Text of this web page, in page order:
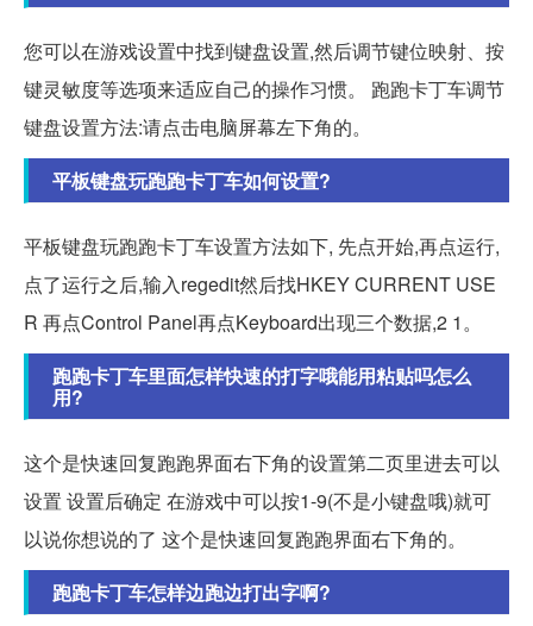
您可以在游戏设置中找到键盘设置,然后调节键位映射、按
键灵敏度等选项来适应自己的操作习惯。 跑跑卡丁车调节
键盘设置方法:请点击电脑屏幕左下角的。
平板键盘玩跑跑卡丁车如何设置?
平板键盘玩跑跑卡丁车设置方法如下, 先点开始,再点运行,
点了运行之后,输入regedit然后找HKEY CURRENT USE
R 再点Control Panel再点Keyboard出现三个数据,2 1。
跑跑卡丁车里面怎样快速的打字哦能用粘贴吗怎么
用?
这个是快速回复跑跑界面右下角的设置第二页里进去可以
设置 设置后确定 在游戏中可以按1-9(不是小键盘哦)就可
以说你想说的了 这个是快速回复跑跑界面右下角的。
跑跑卡丁车怎样边跑边打出字啊?